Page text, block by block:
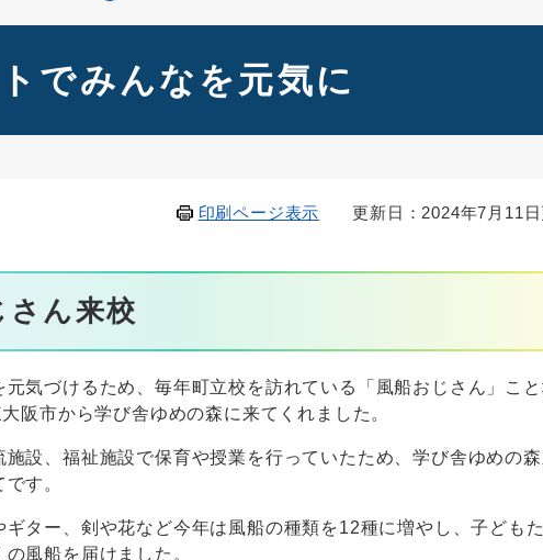
でみんなを元気に
更新日：2024年7月11
印刷ページ表示
ん来校
気づけるため、毎年町立校を訪れている「風船おじさん」こと
阪市から学び舎ゆめの森に来てくれました。
設、福祉施設で保育や授業を行っていたため、学び舎ゆめの
す。
ター、剣や花など今年は風船の種類を12種に増やし、子ども
風船を届けました。